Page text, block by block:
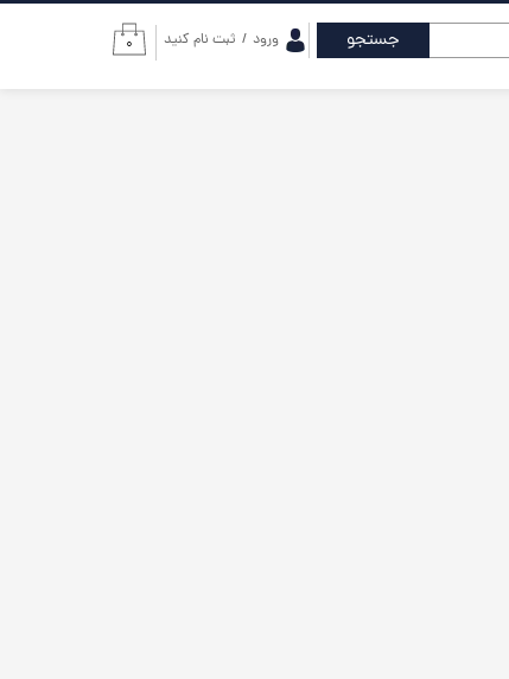
۰ ورود / ثبت نام کنید جستجو